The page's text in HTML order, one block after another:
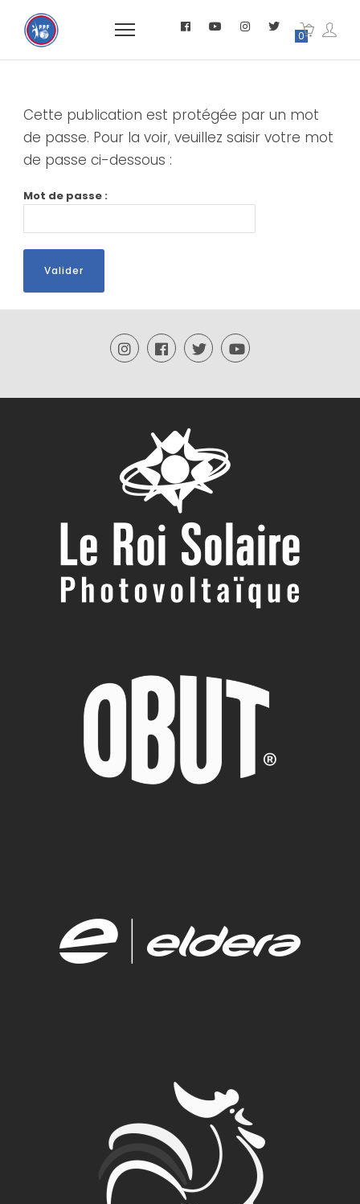
0
Cette publication est protégée par un mot
de passe. Pour la voir, veuillez saisir votre mot
de passe ci-dessous :
Mot de passe :